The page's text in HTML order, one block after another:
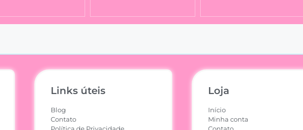
Links úteis
Blog
Contato
Política de Privacidade
Loja
Início
Minha conta
Contato